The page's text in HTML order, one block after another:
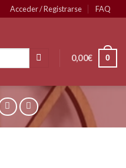
Acceder / Registrarse FAQ
0,00€ 0